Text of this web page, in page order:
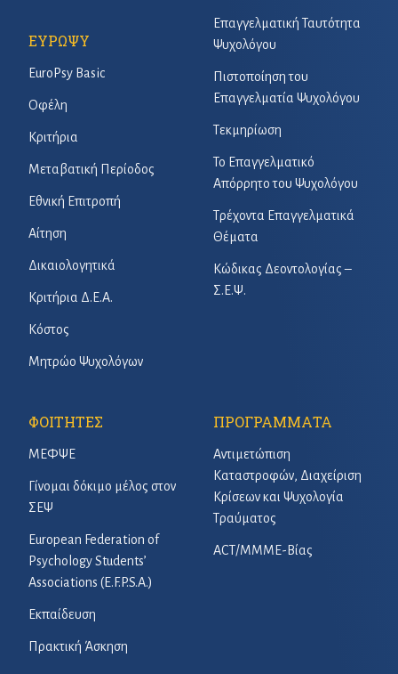
Επαγγελματική Ταυτότητα
Ψυχολόγου
Πιστοποίηση του
Επαγγελματία Ψυχολόγου
Τεκμηρίωση
Το Επαγγελματικό
Απόρρητο του Ψυχολόγου
Τρέχοντα Επαγγελματικά
Θέματα
Κώδικας Δεοντολογίας –
Σ.Ε.Ψ.
ΕΥΡΩΨΥ
EuroPsy Basic
Οφέλη
Κριτήρια
Μεταβατική Περίοδος
Εθνική Επιτροπή
Αίτηση
Δικαιολογητικά
Κριτήρια Δ.Ε.Α.
Κόστος
Μητρώο Ψυχολόγων
ΦΟΙΤΗΤΕΣ
ΜΕΦΨΕ
Γίνομαι δόκιμο μέλος στον
ΣΕΨ
European Federation of
Psychology Students’
Associations (E.F.P.S.A.)
Εκπαίδευση
Πρακτική Άσκηση
ΠΡΟΓΡΑΜΜΑΤΑ
Αντιμετώπιση
Καταστροφών, Διαχείριση
Κρίσεων και Ψυχολογία
Τραύματος
ACT/ΜΜΜΕ-Βίας